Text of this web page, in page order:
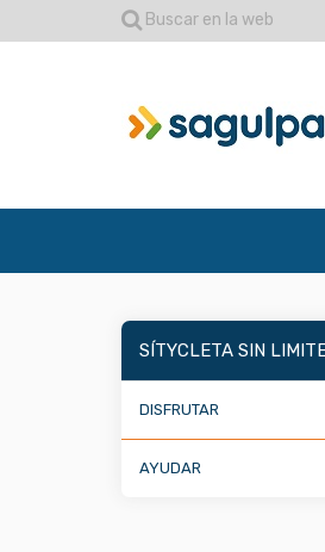
Buscar en la web
SÍTYCLETA SIN
DISFRUTAR
AYUDAR